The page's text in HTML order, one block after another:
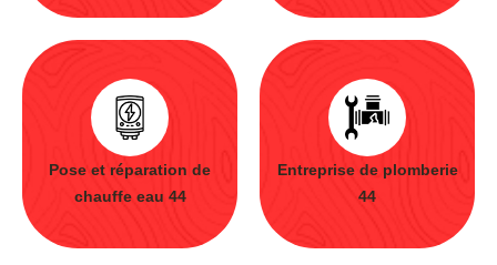
Pose et réparation de
chauffe eau 44
Entreprise de plomberie
44